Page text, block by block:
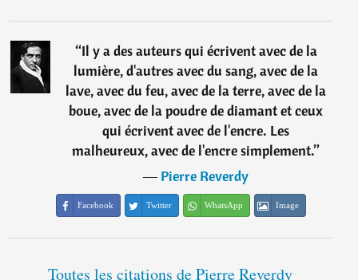
“Il y a des auteurs qui écrivent avec de la
lumière, d'autres avec du sang, avec de la
lave, avec du feu, avec de la terre, avec de la
boue, avec de la poudre de diamant et ceux
qui écrivent avec de l'encre. Les
malheureux, avec de l'encre simplement.”
―Pierre Reverdy
Facebook Twitter WhatsApp Image
Toutes les citations de Pierre Reverdy